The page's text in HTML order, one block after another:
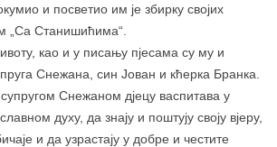
и посветио им је збирку својих
„Са Станишићима“.
као и у писању пјесама су му и
Снежана, син Јован и кћерка Бранка.
Снежаном дјецу васпитава у
духу, да знају и поштују своју вјеру,
и да узрастају у добре и честите